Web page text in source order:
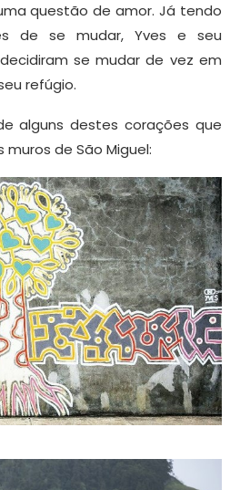
questão de amor. Já tendo
de se mudar, Yves e seu
se mudar de vez em
refúgio.
alguns destes corações que
de São Miguel: